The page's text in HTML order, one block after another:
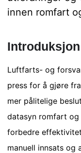
innen romfart
Introduksjon
Luftfarts- og
press for å gjøre
mer pålitelige
datasyn romfart og
forbedre
manuell innsats og